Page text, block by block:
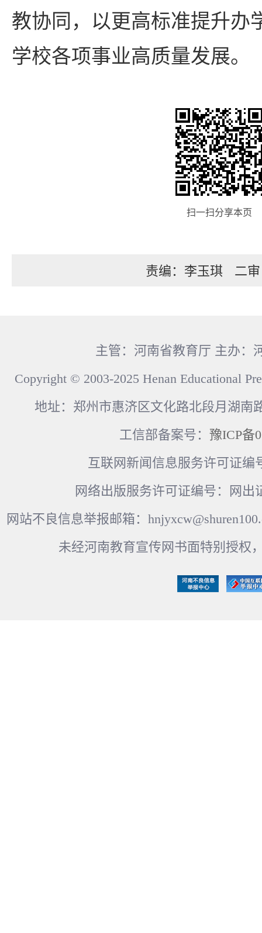
教协同，以更高标准提升办
学校各项事业高质量发展。
扫一扫分享本页
责编：李玉琪 二
主管：河南省教育厅 主办：
Copyright © 2003-2025 Henan Educational
地址：郑州市惠济区文化路北段月湖南
工信部备案号： 豫ICP备
互联网新闻信息服务许可证编
网络出版服务许可证编号：网出
网站不良信息举报邮箱：
未经河南教育宣传网书面特别授权